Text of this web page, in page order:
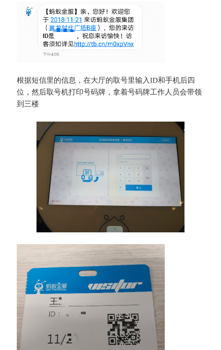
根据短信里的信息，在大厅的取号里输入ID和手机后四
位，然后取号机打印号码牌，拿着号码牌工作人员会带领
到三楼